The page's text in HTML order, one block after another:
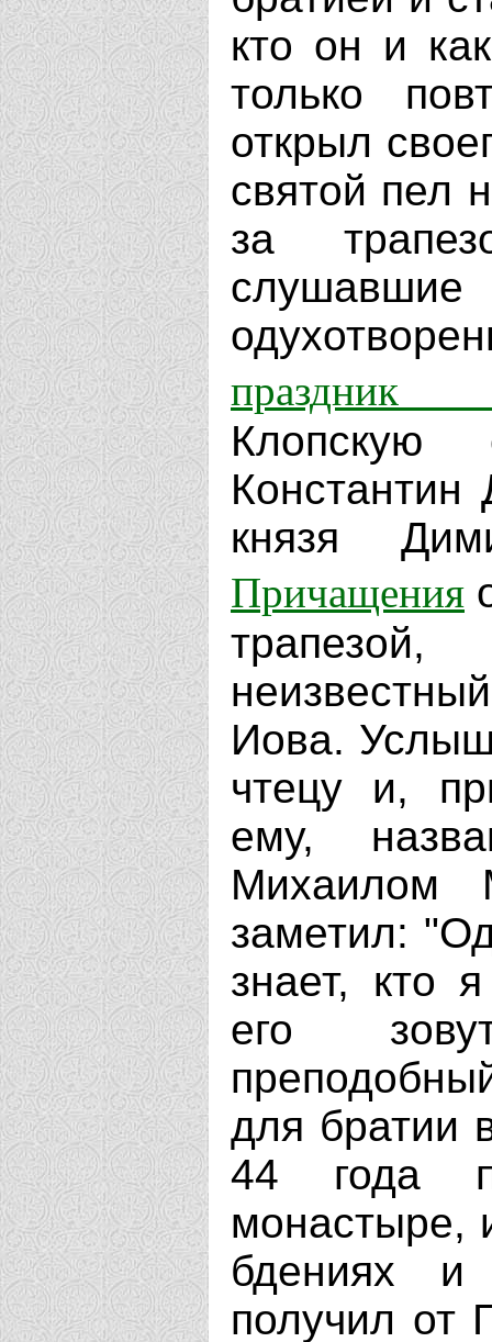
кто он и
только
открыл
святой пел
за
праздник
Клопскую
Константин
князя
Причащения
Иова.
чтецу и,
ему,
Михаилом
заметил:
знает, кто
его
для братии
44 года
монастыре,
бдениях
получил от